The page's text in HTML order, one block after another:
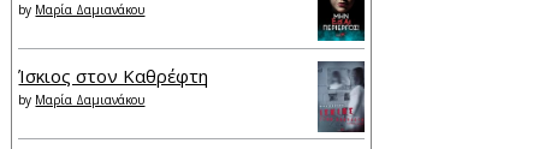
by Μαρία Δαμιανάκου
Ίσκιος στον Καθρέφτη
by Μαρία Δαμιανάκου